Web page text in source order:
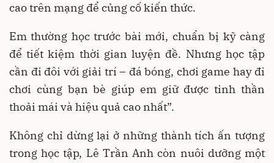
cao trên mạng để củng cố kiến thức.
Em thường học trước bài mới, chuẩn bị kỹ càng
để tiết kiệm thời gian luyện đề. Nhưng học tập
cần đi đôi với giải trí – đá bóng, chơi game hay đi
chơi cùng bạn bè giúp em giữ được tinh thần
thoải mái và hiệu quả cao nhất”.
Không chỉ dừng lại ở những thành tích ấn tượng
trong học tập, Lê Trần Anh còn nuôi dưỡng một